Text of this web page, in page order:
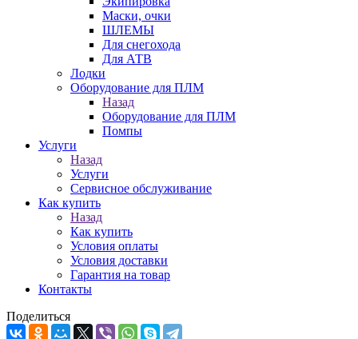
Маски, очки
ШЛЕМЫ
Для снегохода
Для АТВ
Лодки
Оборудование для ПЛМ
Назад
Оборудование для ПЛМ
Помпы
Услуги
Назад
Услуги
Сервисное обслуживание
Как купить
Назад
Как купить
Условия оплаты
Условия доставки
Гарантия на товар
Контакты
Поделиться